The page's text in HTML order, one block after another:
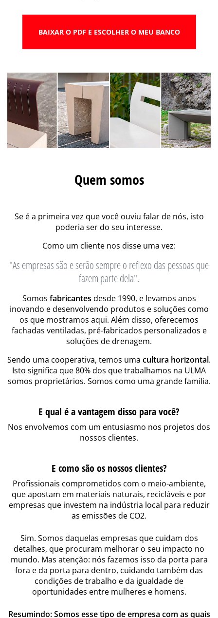
BAIXAR O PDF E ESCOLHER O MEU BANCO
Quem somos
Se é a primeira vez que você ouviu falar de nós, isto
poderia ser do seu interesse.
Como um cliente nos disse uma vez:
"As empresas são e serão sempre o reflexo das pessoas que
fazem parte dela".
Somos fabricantes desde 1990, e levamos anos
inovando e desenvolvendo produtos e soluções como
os que mostramos aqui. Além disso, oferecemos
fachadas ventiladas, pré-fabricados personalizados e
soluções de drenagem.
Sendo uma cooperativa, temos uma cultura horizontal.
Isto significa que 80% dos que trabalhamos na ULMA
somos proprietários. Somos como uma grande família.
E qual é a vantagem disso para você?
Nos envolvemos com um entusiasmo nos projetos dos
nossos clientes.
E como são os nossos clientes?
Profissionais comprometidos com o meio-ambiente,
que apostam em materiais naturais, recicláveis e por
empresas que investem na indústria local para reduzir
as emissões de CO2.
Sim. Somos daquelas empresas que cuidam dos
detalhes, que procuram melhorar o seu impacto no
mundo. Mas atenção: nós fazemos isso da porta para
fora e da porta para dentro, cuidando também das
condições de trabalho e da igualdade de
oportunidades entre mulheres e homens.
Resumindo: Somos esse tipo de empresa com as quais